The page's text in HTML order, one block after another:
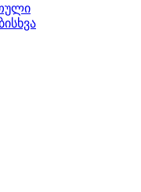
სხვა